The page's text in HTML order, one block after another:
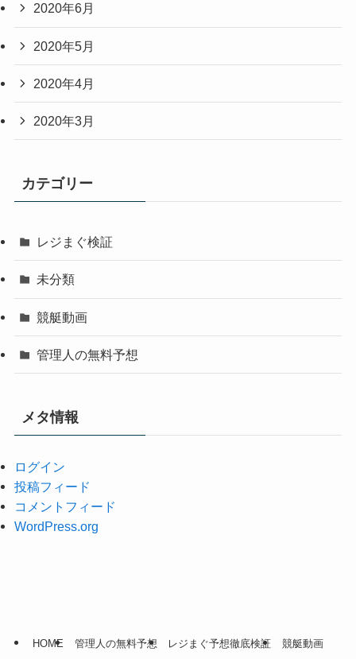
2020年6月
2020年5月
2020年4月
2020年3月
カテゴリー
レジまぐ検証
未分類
競艇動画
管理人の無料予想
メタ情報
ログイン
投稿フィード
コメントフィード
WordPress.org
HOME 管理人の無料予想 レジまぐ予想徹底検証 競艇動画